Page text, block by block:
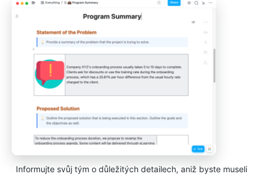
Informujte svůj tým o důležitých detailech, aniž byste museli